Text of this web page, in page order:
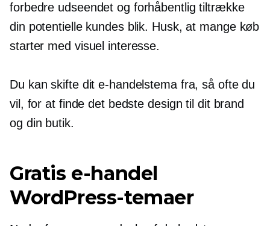
forbedre udseendet og forhåbentlig tiltrække
din potentielle kundes blik. Husk, at mange køb
starter med visuel interesse.
Du kan skifte dit e-handelstema fra, så ofte du
vil, for at finde det bedste design til dit brand
og din butik.
Gratis e-handel
WordPress-temaer